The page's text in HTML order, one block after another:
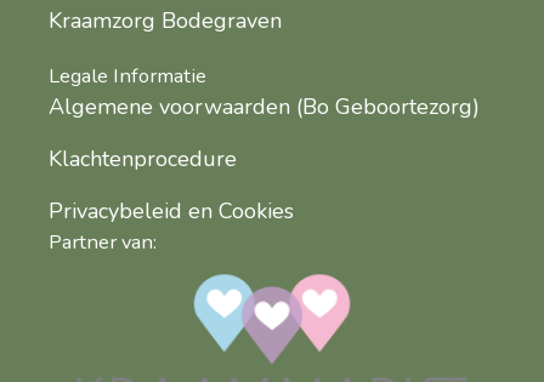
Kraamzorg Bodegraven
Legale Informatie
Algemene voorwaarden (Bo Geboortezorg)
Klachtenprocedure
Privacybeleid en Cookies
Partner van: